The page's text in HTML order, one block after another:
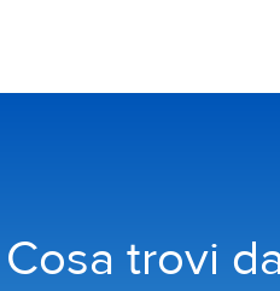
Cosa trovi